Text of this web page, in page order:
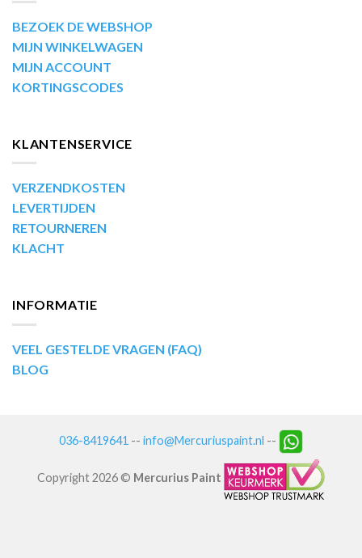
BEZOEK DE WEBSHOP
MIJN WINKELWAGEN
MIJN ACCOUNT
KORTINGSCODES
KLANTENSERVICE
VERZENDKOSTEN
LEVERTIJDEN
RETOURNEREN
KLACHT
INFORMATIE
VEEL GESTELDE VRAGEN (FAQ)
BLOG
036-8419641 -- info@Mercuriuspaint.nl --
Copyright 2026 © Mercurius Paint